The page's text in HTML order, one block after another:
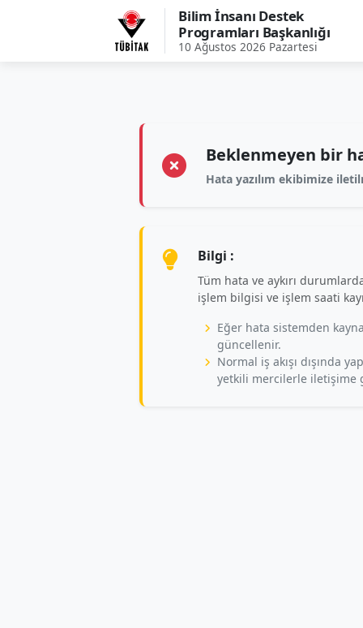
Bilim İnsanı Destek
Programları Başkanlığı
10 Ağustos 2026 Pazartesi
Beklenmeyen bir
Hata yazılım ekibimize
Bilgi :
Tüm hata ve aykırı
işlem bilgisi ve işlem saati
Eğer hata sistemden
güncellenir.
Normal iş akışı dışında
yetkili mercilerle iletişime